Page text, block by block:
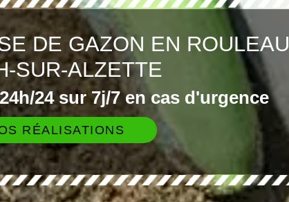
DE GAZON EN ROULEAU
SUR-ALZETTE
24 sur 7j/7 en cas d'urgence
RÉALISATIONS